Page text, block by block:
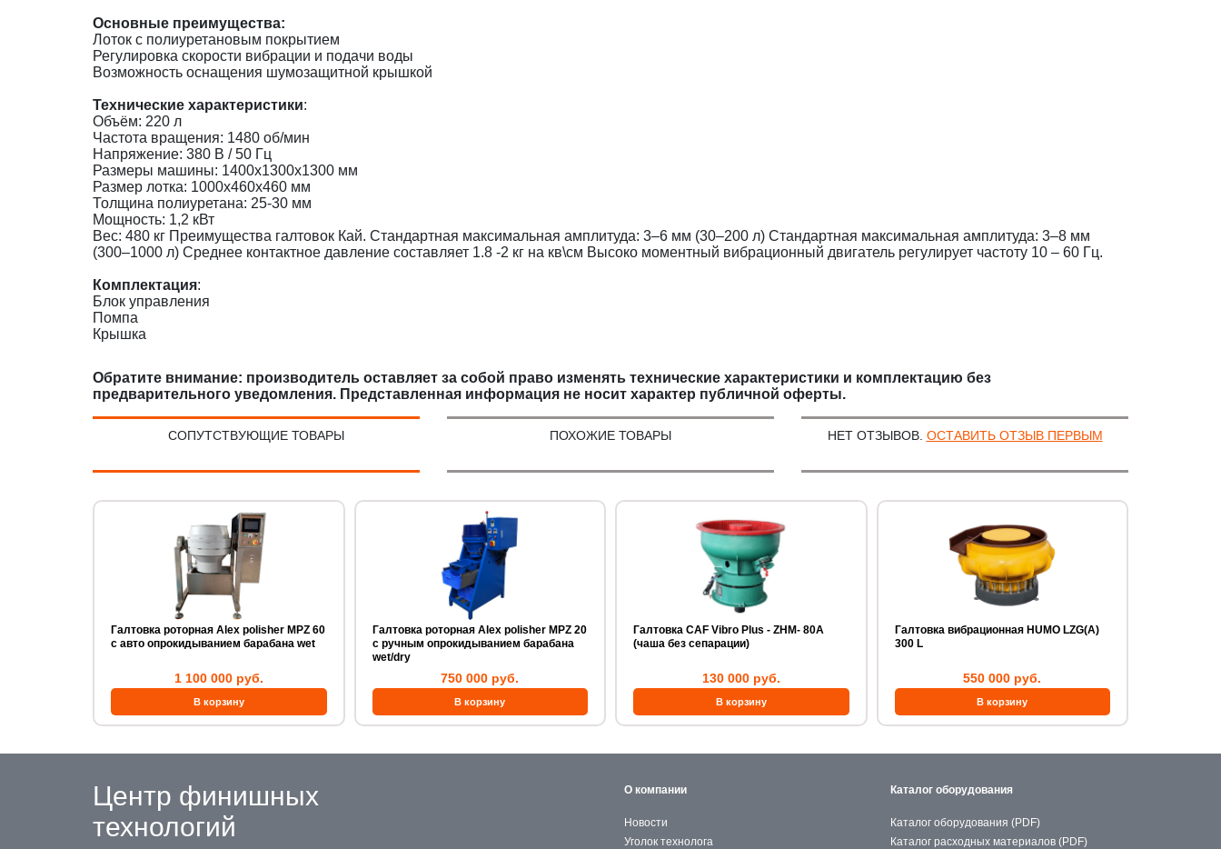
Основные преимущества:
Лоток с полиуретановым покрытием
Регулировка скорости вибрации и подачи воды
Возможность оснащения шумозащитной крышкой
Технические характеристики:
Объём: 220 л
Частота вращения: 1480 об/мин
Напряжение: 380 В / 50 Гц
Размеры машины: 1400x1300x1300 мм
Размер лотка: 1000x460x460 мм
Толщина полиуретана: 25-30 мм
Мощность: 1,2 кВт
Вес: 480 кг Преимущества галтовок Кай. Стандартная максимальная амплитуда: 3–6 мм (30–200 л) Стандартная максимальная амплитуда: 3–8 мм
(300–1000 л) Среднее контактное давление составляет 1.8 -2 кг на кв\см Высоко моментный вибрационный двигатель регулирует частоту 10 – 60 Гц.
Комплектация:
Блок управления
Помпа
Крышка
Обратите внимание: производитель оставляет за собой право изменять технические характеристики и комплектацию без
предварительного уведомления. Представленная информация не носит характер публичной оферты.
СОПУТСТВУЮЩИЕ ТОВАРЫ ПОХОЖИЕ ТОВАРЫ НЕТ ОТЗЫВОВ. ОСТАВИТЬ ОТЗЫВ ПЕРВЫМ
Галтовка роторная Alex polisher MPZ 60
с авто опрокидыванием барабана wet
1 100 000 руб.
Галтовка роторная Alex polisher MPZ 20
с ручным опрокидыванием барабана
wet/dry
750 000 руб.
Галтовка CAF Vibro Plus - ZHM- 80А
(чаша без сепарации)
130 000 руб.
Галтовка вибрационная HUMO LZG(A)
300 L
550 000 руб.
Центр финишных
технологий
О компании
Новости
Уголок технолога
Каталог оборудования
Каталог оборудования (PDF)
Каталог расходных материалов (PDF)